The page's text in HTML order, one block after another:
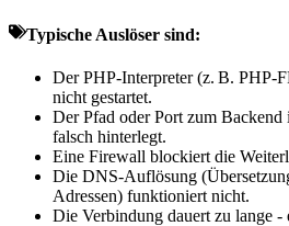
Typische Auslöser sind:
Der PHP-Interpreter (z. B. PHP-
nicht gestartet.
Der Pfad oder Port zum
falsch hinterlegt.
Eine Firewall blockiert die
Die DNS-Auflösung
Adressen) funktioniert nicht.
Die Verbindung dauert zu lange -